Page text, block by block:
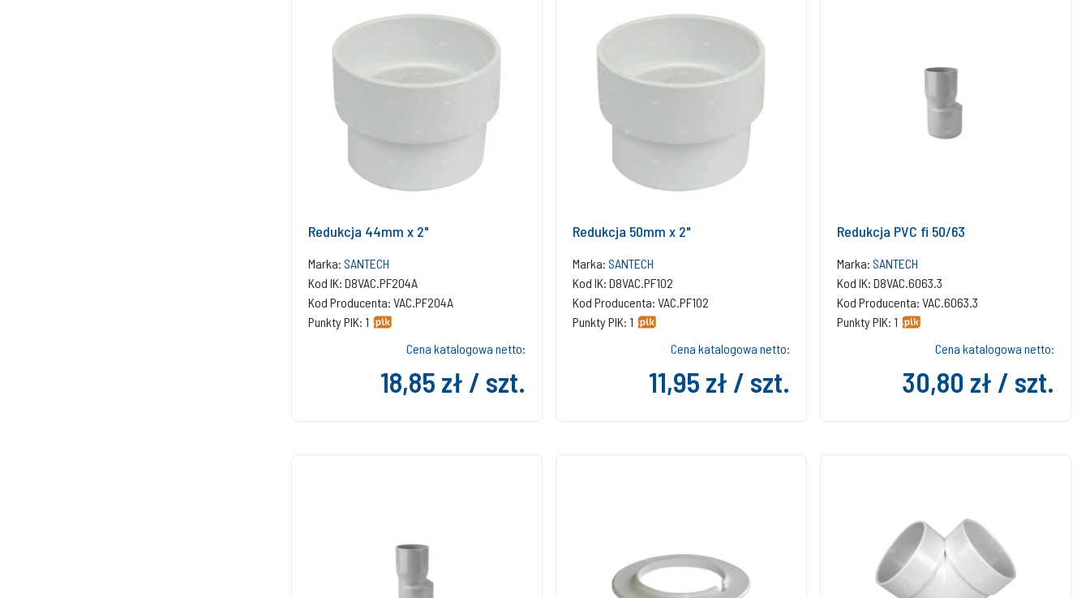
Redukcja 44mm x 2"
Marka: SANTECH
Kod IK: D8VAC.PF204A
Kod Producenta: VAC.PF204A
Punkty PIK: 1
Cena katalogowa netto:
18,85 zł / szt.
Redukcja 50mm x 2"
Marka: SANTECH
Kod IK: D8VAC.PF102
Kod Producenta: VAC.PF102
Punkty PIK: 1
Cena katalogowa netto:
11,95 zł / szt.
Redukcja PVC fi 50/63
Marka: SANTECH
Kod IK: D8VAC.6063.3
Kod Producenta: VAC.6063.3
Punkty PIK: 1
Cena katalogowa netto:
30,80 zł / szt.